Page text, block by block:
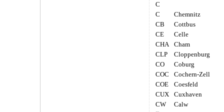
C
C
Chemnitz
CB
Cottbus
CE
Celle
CHA
Cham
CLP
Cloppenburg
CO
Coburg
COC
Cochern-Zell
COE
Coesfeld
CUX
Cuxhaven
CW
Calw